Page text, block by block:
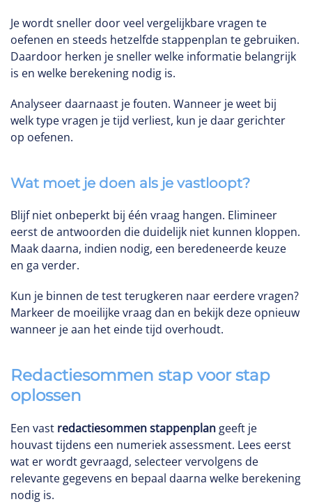
Je wordt sneller door veel vergelijkbare vragen te
oefenen en steeds hetzelfde stappenplan te gebruiken.
Daardoor herken je sneller welke informatie belangrijk
is en welke berekening nodig is.
Analyseer daarnaast je fouten. Wanneer je weet bij
welk type vragen je tijd verliest, kun je daar gerichter
op oefenen.
Wat moet je doen als je vastloopt?
Blijf niet onbeperkt bij één vraag hangen. Elimineer
eerst de antwoorden die duidelijk niet kunnen kloppen.
Maak daarna, indien nodig, een beredeneerde keuze
en ga verder.
Kun je binnen de test terugkeren naar eerdere vragen?
Markeer de moeilijke vraag dan en bekijk deze opnieuw
wanneer je aan het einde tijd overhoudt.
Redactiesommen stap voor stap
oplossen
Een vast redactiesommen stappenplan geeft je
houvast tijdens een numeriek assessment. Lees eerst
wat er wordt gevraagd, selecteer vervolgens de
relevante gegevens en bepaal daarna welke berekening
nodig is.